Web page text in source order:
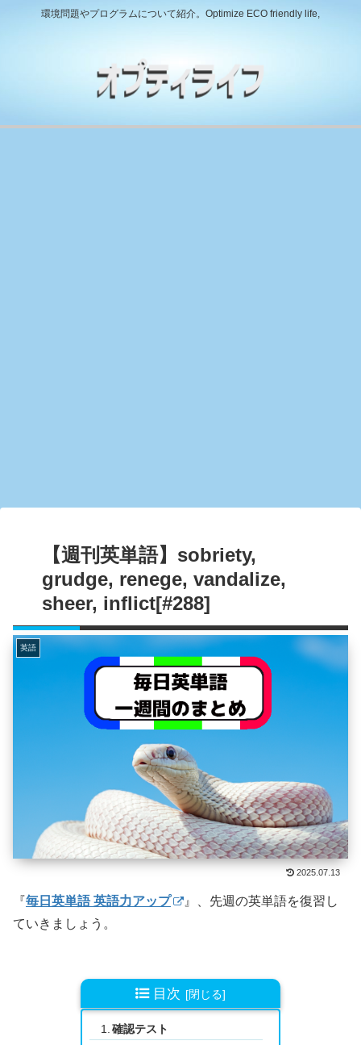
環境問題やプログラムについて紹介。Optimize ECO friendly life,
【週刊英単語】sobriety,
grudge, renege, vandalize,
sheer, inflict[#288]
英語
2025.07.13
『毎日英単語 英語力アップ
』、先週の英単語を復習し
ていきましょう。
目次
確認テスト